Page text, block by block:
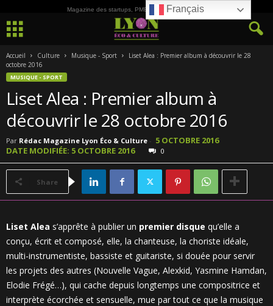
Magazine des startups, PME, ETI et de la Culture
Accueil Culture Musique - Sport
Liset Alea : Premier album à découvrir le 28
octobre 2016
MUSIQUE - SPORT
Liset Alea : Premier album à
découvrir le 28 octobre 2016
Par Rédac Magazine Lyon Éco & Culture - 5 OCTOBRE 2016
DATE MODIFIÉE: 5 OCTOBRE 2016
0
Share
Liset Alea s’apprête à publier un premier disque qu’elle a
conçu, écrit et composé, elle, la chanteuse, la choriste idéale,
multi-instrumentiste, bassiste et guitariste, si douée pour servir
les projets des autres (Nouvelle Vague, Alexkid, Yasmine Hamdan,
Elodie Frégé…), qui cache depuis longtemps une compositrice et
interprète écorchée et sensuelle, mue par tout ce que la musique
Français